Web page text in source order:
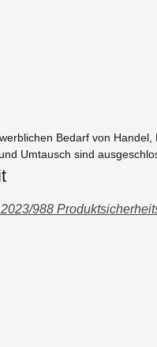
Bedarf von
Umtausch sind
988